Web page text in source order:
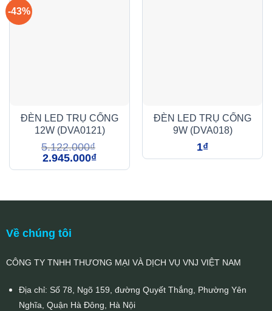
-43%
ĐÈN LED TRỤ CỔNG
12W (DVA0121)
5.122.000₫
Giá
gốc
là:
2.945.000₫Giá
tại
ĐÈN LED TRỤ CỔNG
9W (DVA018)
1₫
Về chúng tôi
CÔNG TY TNHH THƯƠNG MẠI VÀ DỊCH VỤ VNJ VIỆT NAM
Địa chỉ: Số 78, Ngõ 159, đường Quyết Thắng, Phường Yên
Nghĩa, Quận Hà Đông, Hà Nội